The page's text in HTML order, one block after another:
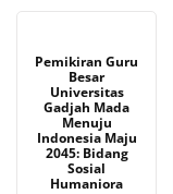
BELI SEKARANG
Pemikiran Guru
Besar
Universitas
Gadjah Mada
Menuju
Indonesia Maju
2045: Bidang
Sosial
Humaniora